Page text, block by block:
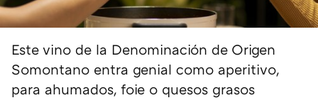
Este vino de la Denominación de Origen
Somontano entra genial como aperitivo,
para ahumados, foie o quesos grasos